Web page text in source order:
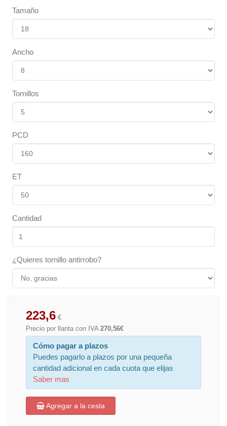
Tamaño
Ancho
Tornillos
PCD
ET
Cantidad
¿Quieres tornillo antirrobo?
223,6 €
Precio por llanta con IVA 270,56€
Cómo pagar a plazos
Puedes pagarlo a plazos por una pequeña
cantidad adicional en cada cuota que elijas
Saber mas
Agregar a la cesta